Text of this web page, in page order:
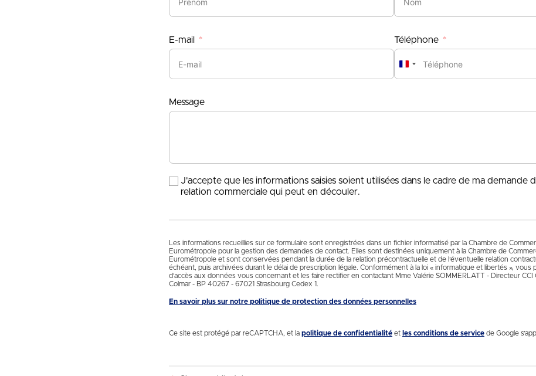
E-mail Téléphone
France
+33
Message
J'accepte que les informations saisies soient utilisées dans le cadre de ma demande
relation commerciale qui peut en découler.
Les informations recueillies sur ce formulaire sont enregistrées dans un fichier informatisé par la Chambre de
Eurométropole pour la gestion des demandes de contact. Elles sont destinées uniquement à la Chambre de
Eurométropole et sont conservées pendant la durée de la relation précontractuelle et de l’éventuelle relation
échéant, puis archivées durant le délai de prescription légale. Conformément à la loi « informatique et libertés »,
d'accès aux données vous concernant et les faire rectifier en contactant Mme Valérie SOMMERLATT - Directeur
Colmar - BP 40267 - 67021 Strasbourg Cedex 1.
En savoir plus sur notre politique de protection des données personnelles
Ce site est protégé par reCAPTCHA, et la politique de confidentialité et les conditions de service de Google